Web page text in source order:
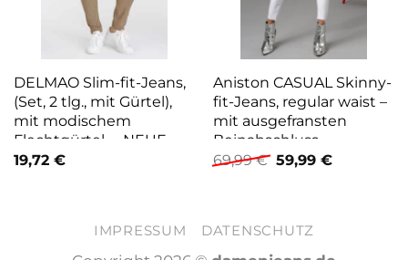
DELMAO Slim-fit-Jeans,
(Set, 2 tlg., mit Gürtel),
mit modischem
Flechtgürtel —NEUE
MARKE
19,72 €
Aniston CASUAL Skinny-
fit-Jeans, regular waist –
mit ausgefransten
Beinabschluss
69,99€ Ursprünglicher
Preis
59,99 €Aktueller
IMPRESSUM DATENSCHUTZ